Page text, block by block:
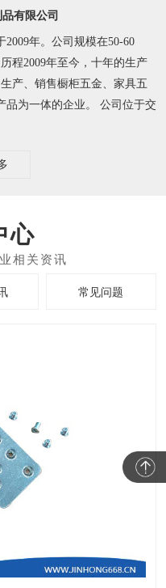
有限公司
年。公司规模在50-60
程2009年至今，十年的生产
产、销售橱柜五金、家具五
品为一体的企业。 公司位于交
心
常见问题